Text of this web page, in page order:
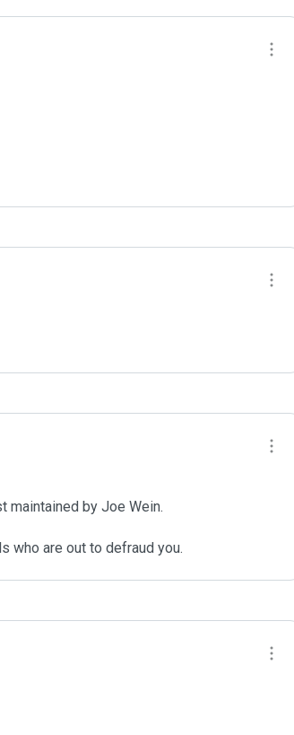
maintained by Joe Wein.
who are out to defraud you.